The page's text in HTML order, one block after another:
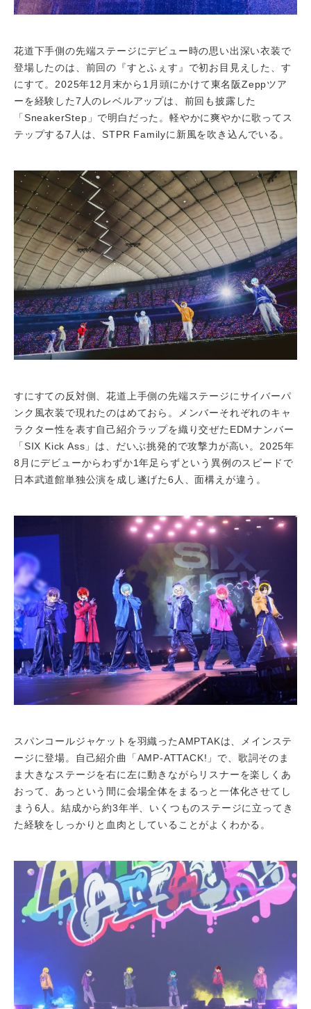
花道下手側の先端ステージにデビュー時の思い出深い衣装で
登場したのは、前回の『すとふぇす』で初お目見えした、す
にすて。2025年12月末から1月頭にかけて東名阪Zeppツア
ーを経験した7人のレベルアップは、前回も披露した
「SneakerStep」で明白だった。軽やかに爽やかに歌ってス
テップする7人は、STPR Familyに新風を吹き込んでいる。
すにすての反対側、花道上手側の先端ステージにサイバーパ
ンク風衣装で現れたのはめておら。メンバーそれぞれのキャ
ラクター性を表す自己紹介ラップを織り交ぜたEDMナンバー
「SIX Kick Ass」は、だいぶ挑発的で攻撃力が高い。2025年
8月にデビューからわずか1年足らずという異例のスピードで
日本武道館単独公演を成し遂げた6人、面構えが違う。
スパンコールジャケットを羽織ったAMPTAKは、メインステ
ージに登場。自己紹介曲「AMP-ATTACK!」で、歌詞そのま
ま大きなステージを右に左に動きながらリスナーを楽しくあ
おって、あっという間に会場全体をまるっと一体化させてし
まう6人。結成から約3年半、いくつものステージに立ってき
た経験をしっかりと血肉としていることがよくわかる。